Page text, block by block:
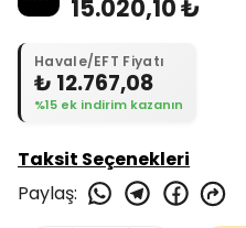
15.020,10 ₺
Havale/EFT Fiyatı
₺ 12.767,08
%15 ek indirim kazanın
Taksit Seçenekleri
Paylaş: